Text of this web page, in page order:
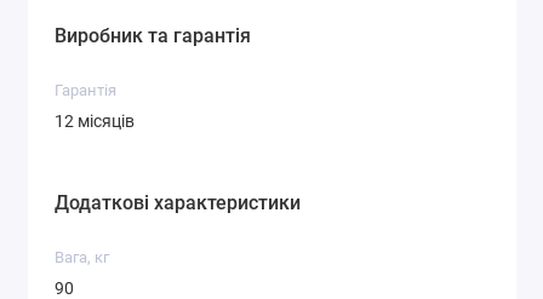
Виробник та гарантія
Гарантія
12 місяців
Додаткові характеристики
Вага, кг
90